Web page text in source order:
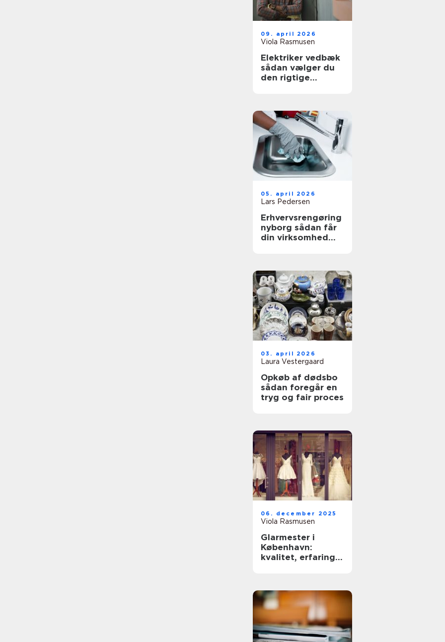
09. april 2026
Viola Rasmusen
Elektriker vedbæk
sådan vælger du
den rigtige
05. april 2026
Lars Pedersen
Erhvervsrengøring
nyborg sådan får
din virksomhed
03. april 2026
Laura Vestergaard
Opkøb af dødsbo
sådan foregår en
tryg og fair proces
06. december 2025
Viola Rasmusen
Glarmester i
København:
kvalitet, erfaring